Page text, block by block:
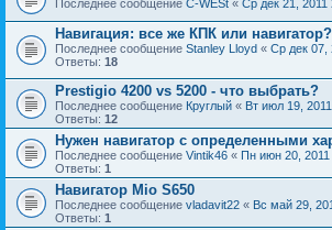
Последнее сообщение C-WESt « Ср дек 21, 2011
Навигация: все же КПК или
Последнее сообщение Stanley Lloyd « Ср дек 07,
Ответы: 18
Prestigio 4200 vs 5200 - что выбрать?
Последнее сообщение Круглый « Вт июл 19,
Ответы: 12
Нужен навигатор с определенными
Последнее сообщение Vintik46 « Пн июн 20, 2011
Ответы: 1
Навигатор Mio S650
Последнее сообщение vladavit22 « Вс май 29,
Ответы: 1